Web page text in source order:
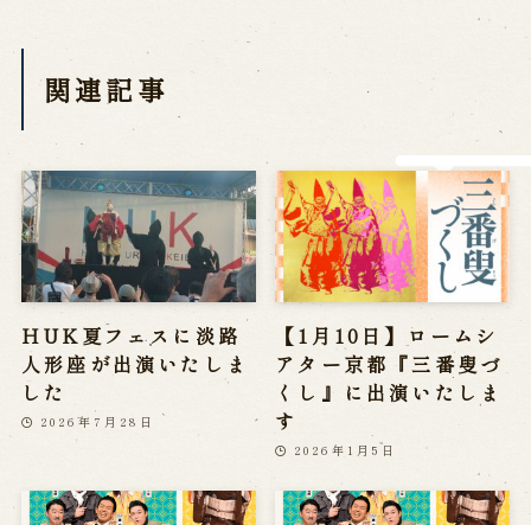
ご利用案内
営業日時・料金 館内のご案内
お問い合わせ
よくあるご質問
メールでお問い合わせ
お電話でお問い合わせ
予約
WEB予約
メールフォームから予約
お電話で予約
関連記事
HUK夏フェスに淡路
人形座が出演いたしま
した
2026年7月28日
【1月10日】ロームシ
アター京都『三番叟づ
くし』に出演いたしま
す
2026年1月5日